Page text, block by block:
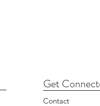
Get
Contact